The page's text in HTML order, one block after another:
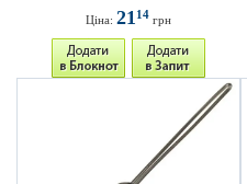
Ціна: 2114 грн